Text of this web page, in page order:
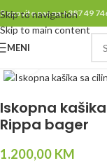
Skip to navigation
Skip to main content
Pozovite nas na +387 49
MENI
Click to
Iskopna
Rippa bager
1.200,00 KM